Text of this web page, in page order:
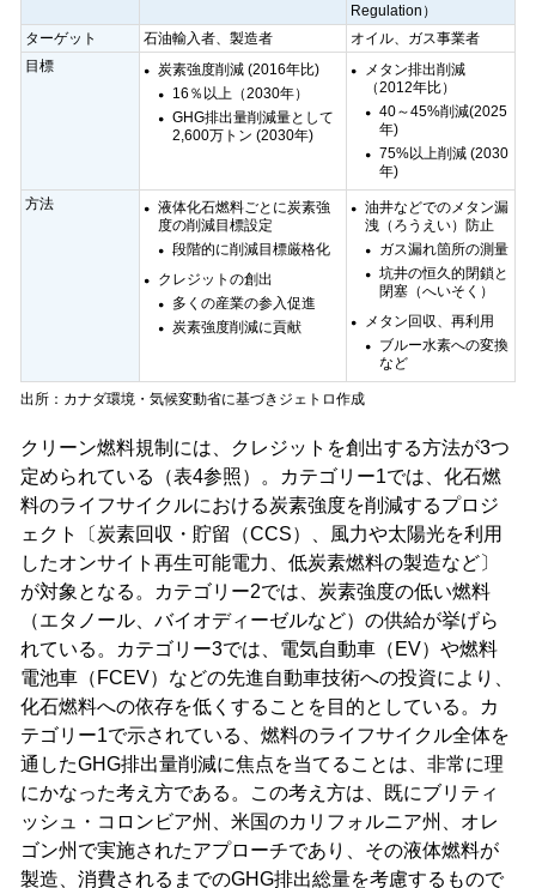
Regulation）
ターゲット
石油輸入者、製造者
オイル、ガス事業者
目標
炭素強度削減 (2016年比)
16％以上（2030年）
GHG排出量削減量として
2,600万トン (2030年)
メタン排出削減
（2012年比）
40～45%削減(2025
年)
75%以上削減 (2030
年)
方法
液体化石燃料ごとに炭素強
度の削減目標設定
段階的に削減目標厳格化
クレジットの創出
多くの産業の参入促進
炭素強度削減に貢献
油井などでのメタン漏
洩（ろうえい）防止
ガス漏れ箇所の測量
坑井の恒久的閉鎖と
閉塞（へいそく）
メタン回収、再利用
ブルー水素への変換
など
出所：カナダ環境・気候変動省に基づきジェトロ作成
クリーン燃料規制には、クレジットを創出する方法が3つ
定められている（表4参照）。カテゴリー1では、化石燃
料のライフサイクルにおける炭素強度を削減するプロジ
ェクト〔炭素回収・貯留（CCS）、風力や太陽光を利用
したオンサイト再生可能電力、低炭素燃料の製造など〕
が対象となる。カテゴリー2では、炭素強度の低い燃料
（エタノール、バイオディーゼルなど）の供給が挙げら
れている。カテゴリー3では、電気自動車（EV）や燃料
電池車（FCEV）などの先進自動車技術への投資により、
化石燃料への依存を低くすることを目的としている。カ
テゴリー1で示されている、燃料のライフサイクル全体を
通したGHG排出量削減に焦点を当てることは、非常に理
にかなった考え方である。この考え方は、既にブリティ
ッシュ・コロンビア州、米国のカリフォルニア州、オレ
ゴン州で実施されたアプローチであり、その液体燃料が
製造、消費されるまでのGHG排出総量を考慮するもので